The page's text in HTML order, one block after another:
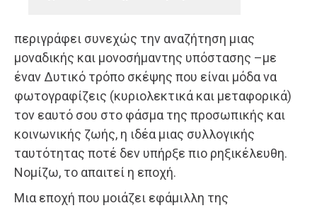
περιγράφει συνεχώς την αναζήτηση μιας
μοναδικής και μονοσήμαντης υπόστασης –με
έναν Δυτικό τρόπο σκέψης που είναι μόδα να
φωτογραφίζεις (κυριολεκτικά και μεταφορικά)
τον εαυτό σου στο φάσμα της προσωπικής και
κοινωνικής ζωής, η ιδέα μιας συλλογικής
ταυτότητας ποτέ δεν υπήρξε πιο ρηξικέλευθη.
Νομίζω, το απαιτεί η εποχή.
Μια εποχή που μοιάζει εφάμιλλη της